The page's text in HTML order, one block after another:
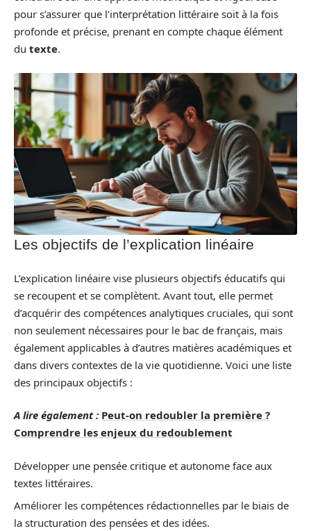
pour s’assurer que l’interprétation littéraire soit à la fois
profonde et précise, prenant en compte chaque élément
du texte.
Les objectifs de l’explication linéaire
L’explication linéaire vise plusieurs objectifs éducatifs qui
se recoupent et se complètent. Avant tout, elle permet
d’acquérir des compétences analytiques cruciales, qui sont
non seulement nécessaires pour le bac de français, mais
également applicables à d’autres matières académiques et
dans divers contextes de la vie quotidienne. Voici une liste
des principaux objectifs :
A lire également : Peut-on redoubler la première ?
Comprendre les enjeux du redoublement
Développer une pensée critique et autonome face aux
textes littéraires.
Améliorer les compétences rédactionnelles par le biais de
la structuration des pensées et des idées.